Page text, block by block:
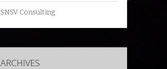
SNSV Consulting
ARCHIVES